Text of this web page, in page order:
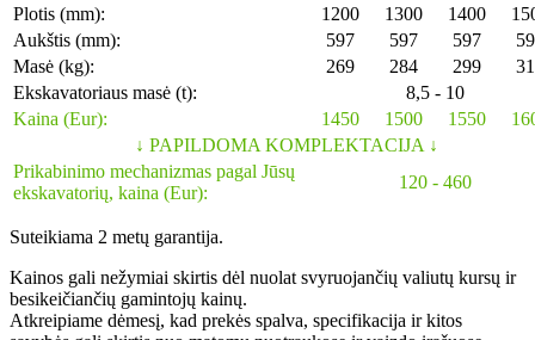
Plotis (mm):
1200 1300 1400
Aukštis (mm):
597 597 597
Masė (kg):
269 284 299
Ekskavatoriaus masė (t):
8,5 - 10
Kaina (Eur):
1450 1500 1550
↓ PAPILDOMA KOMPLEKTACIJA ↓
Prikabinimo mechanizmas pagal Jūsų
ekskavatorių, kaina (Eur):
120 - 460
Suteikiama 2 metų garantija.
Kainos gali nežymiai skirtis dėl nuolat svyruojančių valiutų kursų ir
besikeičiančių gamintojų kainų.
Atkreipiame dėmesį, kad prekės spalva, specifikacija ir kitos